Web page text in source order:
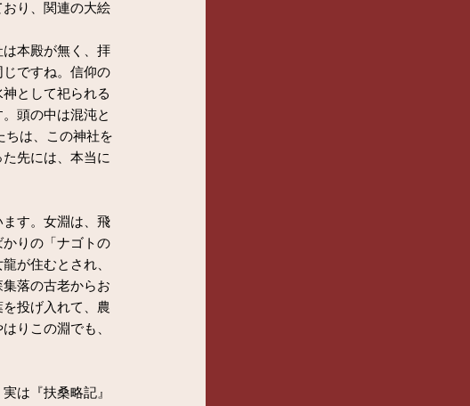
り、関連の大絵
本殿が無く、拝
ですね。信仰の
として祀られる
頭の中は混沌と
は、この神社を
先には、本当に
す。女淵は、飛
りの「ナゴトの
が住むとされ、
落の古老からお
投げ入れて、農
りこの淵でも、
は『扶桑略記』